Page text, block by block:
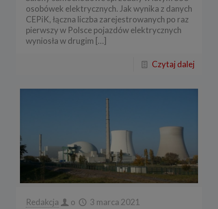
osobówek elektrycznych. Jak wynika z danych
CEPiK, łączna liczba zarejestrowanych po raz
pierwszy w Polsce pojazdów elektrycznych
wyniosła w drugim […]
Czytaj dalej
Redakcja o 3 marca 2021